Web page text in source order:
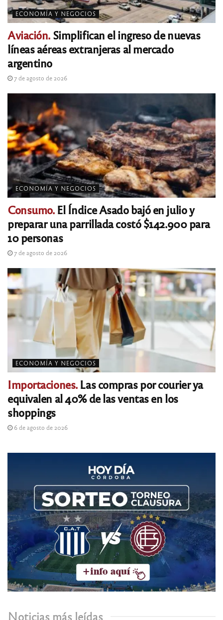
ECONOMÍA Y NEGOCIOS
Aviación. Simplifican el ingreso de nuevas
líneas aéreas extranjeras al mercado
argentino
7 de agosto de 2026
ECONOMÍA Y NEGOCIOS
Consumo.El Índice Asado bajó en julio y
preparar una parrillada costó $142.900 para
10 personas
7 de agosto de 2026
ECONOMÍA Y NEGOCIOS
Importaciones.Las compras por courier ya
equivalen al 40% de las ventas en los
shoppings
6 de agosto de 2026
Noticias más leídas